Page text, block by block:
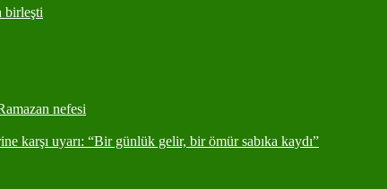
birleşti
nefesi
karşı uyarı: “Bir günlük gelir, bir ömür sabıka kaydı”